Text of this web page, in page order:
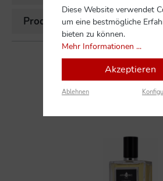
Produktsicherheit
Diese Website verwendet
um eine bestmögliche
bieten zu können.
Mehr Informationen ...
Akzeptieren
Ablehnen